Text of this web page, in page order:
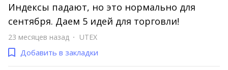
Индексы падают, но это нормально для
сентября. Даем 5 идей для торговли!
23 месяцев назад UTEX
Добавить в закладки